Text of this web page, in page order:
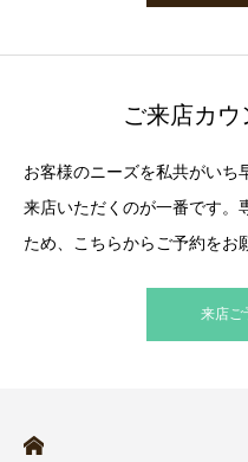
ご来店カ
お客様のニーズを私共がいち
来店いただくのが一番です。
ため、こちらからご予約をお
来店ご